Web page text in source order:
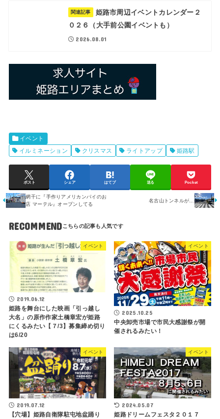
関連記事
姫路市周辺イベントカレンダー２
０２６（大手前公園イベントも）
2026.08.01
イベント
イルミネーション
クリスマス ライトアップ 姫路駅
ポスト シェア はてブ 送る Pocket
網干に『手作りアメリカンパイのお
店 マーテル』オープンしてる
名古山トンネルが…
RECOMMEND
イベント
2019.06.12
姫路を舞台にした映画「引っ越し
大名」の原作作家土橋章宏が姫路
にくるみたい【７/3】募集締め切り
は6/20
イベント
2025.10.25
中央卸売市場で市民大感謝祭が開
催されるみたい！
イベント
2019.07.12
【穴場】姫路自衛隊駐屯地盆踊り
イベント
2024.05.07
姫路ドリームフェスタ２０１７